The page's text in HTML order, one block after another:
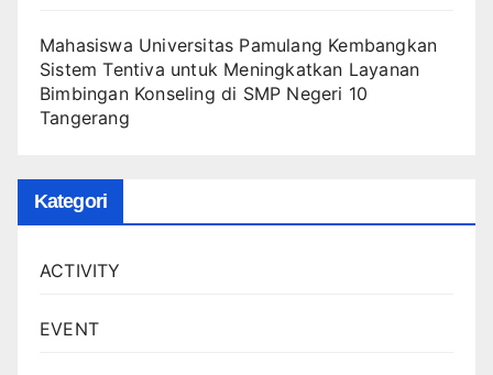
Mahasiswa Universitas Pamulang Kembangkan
Sistem Tentiva untuk Meningkatkan Layanan
Bimbingan Konseling di SMP Negeri 10
Tangerang
Kategori
ACTIVITY
EVENT